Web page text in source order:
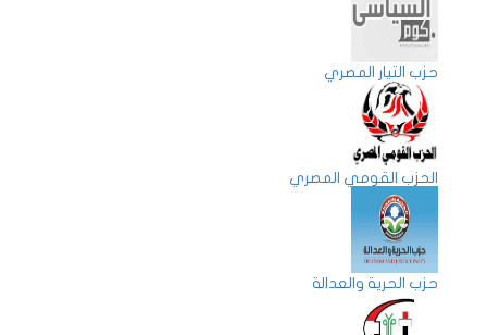
حزب التيار المصري
الحزب القومي المصري
حزب الحرية والعدالة